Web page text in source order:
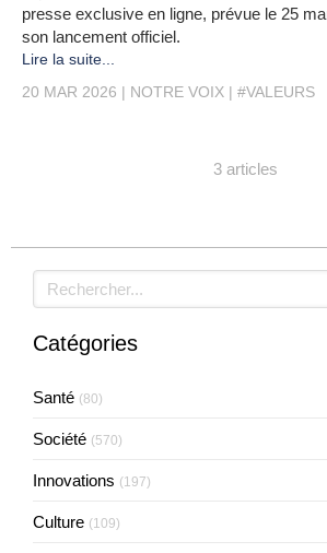
presse exclusive en ligne, prévue le 25
son lancement officiel.
Lire la suite...
20 MAR 2026
NOTRE VOIX #VALEURS
3 articles
Rechercher
Catégories
Santé (80)
Société (570)
Innovations (197)
Culture (109)